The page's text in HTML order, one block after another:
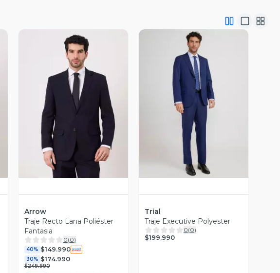
Vista Previa
Arrow
Traje Recto Lana Poliéster
Fantasia
0(0)
40% $149.990
30% $174.990
$249.990
Vista Previa
Trial
Traje Executive Polyester
0(0)
$199.990